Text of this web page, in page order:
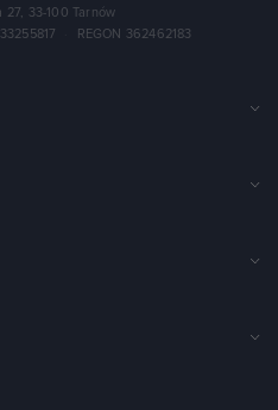
27, 33-100 Tarnów
REGON 362462183